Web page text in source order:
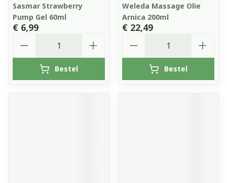
Sasmar Strawberry
Pump Gel 60ml
€ 6,99
Bestel
Weleda Massage Olie
Arnica 200ml
€ 22,49
Bestel